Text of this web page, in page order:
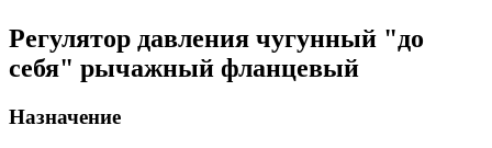
Регулятор давления чугунный "до
себя" рычажный фланцевый
Назначение